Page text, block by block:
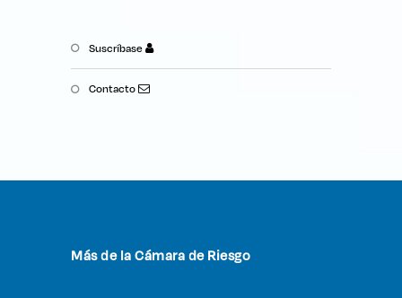
suscríbase
contacto
Más de la Cámara de Riesgo